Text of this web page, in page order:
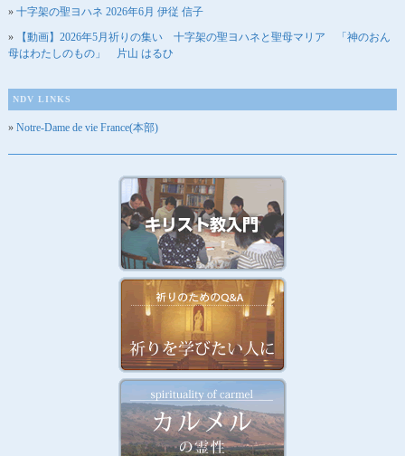
十字架の聖ヨハネ 2026年6月 伊従 信子
【動画】2026年5月祈りの集い 十字架の聖ヨハネと聖母マリア 「神のおん
母はわたしのもの」 片山 はるひ
NDV LINKS
Notre-Dame de vie France(本部)